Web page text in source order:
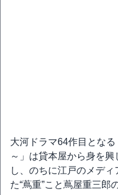
大河ドラマ64作目とな
～」は貸本屋から身を
し、のちに江戸のメデ
た“蔦重”こと蔦屋重三郎